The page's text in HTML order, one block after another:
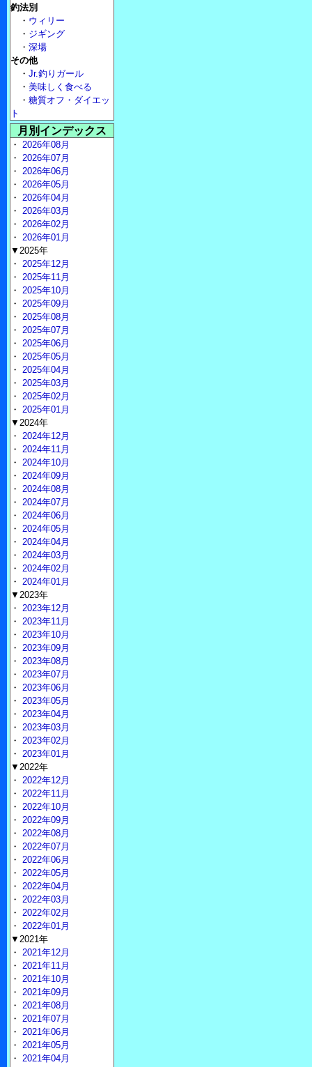
釣法別
・ ウィリー
・ ジギング
・ 深場
その他
・ Jr.釣りガール
・ 美味しく食べる
・ 糖質オフ・ダイエッ
ト
月別インデックス
・ 2026年08月
・ 2026年07月
・ 2026年06月
・ 2026年05月
・ 2026年04月
・ 2026年03月
・ 2026年02月
・ 2026年01月
▼2025年
・ 2025年12月
・ 2025年11月
・ 2025年10月
・ 2025年09月
・ 2025年08月
・ 2025年07月
・ 2025年06月
・ 2025年05月
・ 2025年04月
・ 2025年03月
・ 2025年02月
・ 2025年01月
▼2024年
・ 2024年12月
・ 2024年11月
・ 2024年10月
・ 2024年09月
・ 2024年08月
・ 2024年07月
・ 2024年06月
・ 2024年05月
・ 2024年04月
・ 2024年03月
・ 2024年02月
・ 2024年01月
▼2023年
・ 2023年12月
・ 2023年11月
・ 2023年10月
・ 2023年09月
・ 2023年08月
・ 2023年07月
・ 2023年06月
・ 2023年05月
・ 2023年04月
・ 2023年03月
・ 2023年02月
・ 2023年01月
▼2022年
・ 2022年12月
・ 2022年11月
・ 2022年10月
・ 2022年09月
・ 2022年08月
・ 2022年07月
・ 2022年06月
・ 2022年05月
・ 2022年04月
・ 2022年03月
・ 2022年02月
・ 2022年01月
▼2021年
・ 2021年12月
・ 2021年11月
・ 2021年10月
・ 2021年09月
・ 2021年08月
・ 2021年07月
・ 2021年06月
・ 2021年05月
・ 2021年04月